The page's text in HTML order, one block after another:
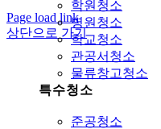
학원청소
병원청소
학교청소
관공서청소
물류창고청소
특수청소
준공청소
Page load link
상단으로 가기